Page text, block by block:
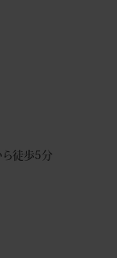
ら徒歩5分